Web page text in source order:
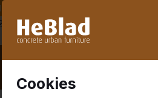
wir von Woche 31 bis
Cookies
Schon mehr als 30.000 Produkten